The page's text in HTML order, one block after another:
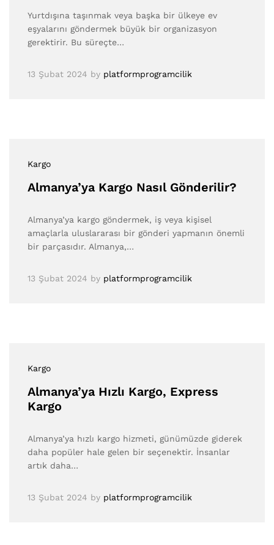
Yurtdışına taşınmak veya başka bir ülkeye ev
eşyalarını göndermek büyük bir organizasyon
gerektirir. Bu süreçte…
13 Şubat 2024 by platformprogramcilik
Kargo
Almanya’ya Kargo Nasıl Gönderilir?
Almanya’ya kargo göndermek, iş veya kişisel
amaçlarla uluslararası bir gönderi yapmanın önemli
bir parçasıdır. Almanya,…
13 Şubat 2024 by platformprogramcilik
Kargo
Almanya’ya Hızlı Kargo, Express
Kargo
Almanya’ya hızlı kargo hizmeti, günümüzde giderek
daha popüler hale gelen bir seçenektir. İnsanlar
artık daha…
13 Şubat 2024 by platformprogramcilik